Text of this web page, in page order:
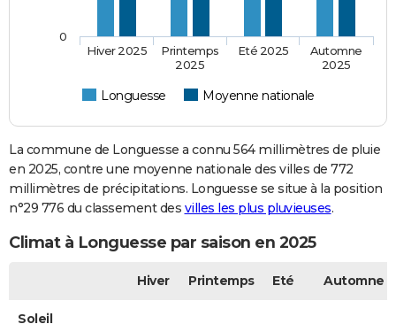
Longuesse Moyenne nationale
Hiver 2025
Printemps
2025
Eté 2025
Automne
2025
0
La commune de Longuesse a connu 564 millimètres de pluie
en 2025, contre une moyenne nationale des villes de 772
millimètres de précipitations. Longuesse se situe à la position
n°29 776 du classement des villes les plus pluvieuses.
Climat à Longuesse par saison en 2025
Hiver Printemps Eté Automne
Soleil